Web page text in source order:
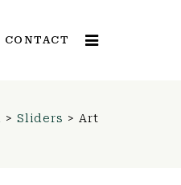
CONTACT
> Sliders > Art